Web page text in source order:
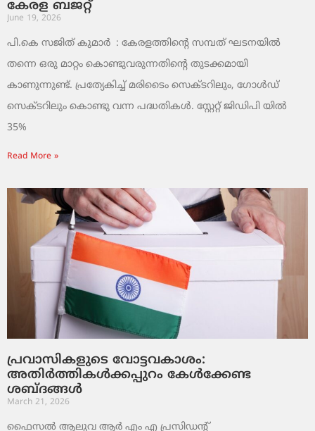
കേരള ബജറ്റ്
June 19, 2026
പി.കെ സജിത് കുമാര്‍ : കേരളത്തിന്റെ സമ്പത് ഘടനയിൽ
തന്നെ ഒരു മാറ്റം കൊണ്ടുവരുന്നതിന്റെ തുടക്കമായി
കാണുന്നുണ്ട്. പ്രത്യേകിച്ച് മരിടൈം സെക്ടറിലും, ഗോൾഡ്
സെക്ടറിലും കൊണ്ടു വന്ന പദ്ധതികൾ. സ്റ്റേറ്റ് ജിഡിപി യിൽ
35%
Read More »
പ്രവാസികളുടെ വോട്ടവകാശം:
അതിർത്തികൾക്കപ്പുറം കേൾക്കേണ്ട
ശബ്ദങ്ങൾ
March 21, 2026
ഫൈസൽ ആലുവ ആർ എം എ പ്രസിഡന്റ്